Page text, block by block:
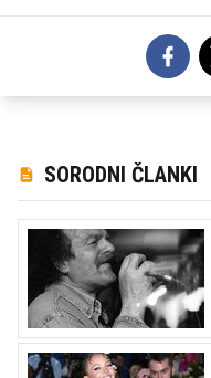
SORODNI ČLANKI